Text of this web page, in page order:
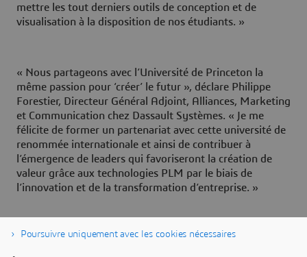
mettre les tout derniers outils de conception et de
visualisation à la disposition de nos étudiants. »
« Nous partageons avec l’Université de Princeton la
même passion pour ‘créer’ le futur », déclare Philippe
Forestier, Directeur Général Adjoint, Alliances, Marketing
et Communication chez Dassault Systèmes. « Je me
félicite de former un partenariat avec cette université de
renommée internationale et ainsi de contribuer à
l’émergence de leaders qui favoriseront la création de
valeur grâce aux technologies PLM par le biais de
l’innovation et de la transformation d’entreprise. »
Poursuivre uniquement avec les cookies nécessaires